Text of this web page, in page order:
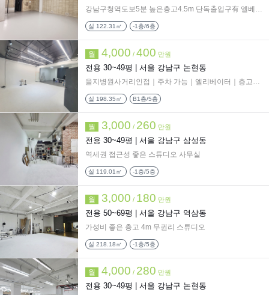
강남구청역도보5분 높은층고4.5m 단독출입구有 엘베0지하층운행
실 122.31㎡ -1층/6층
월 4,000 / 400 만원
전용 30~49평 | 서울 강남구 논현동
을지병원사거리인접｜주차 가능｜엘리베이터｜층고높음 지층스튜디오
실 198.35㎡ B1층/5층
월 3,000 / 260 만원
전용 30~49평 | 서울 강남구 삼성동
역세권 접근성 좋은 스튜디오 사무실
실 119.01㎡ -1층/5층
월 3,000 / 180 만원
전용 50~69평 | 서울 강남구 역삼동
가성비 좋은 층고 4m 무권리 스튜디오
실 218.18㎡ -1층/5층
월 4,000 / 280 만원
전용 30~49평 | 서울 강남구 논현동